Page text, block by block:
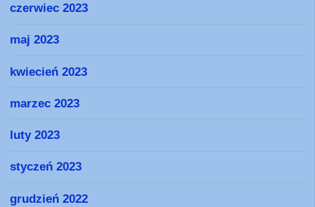
czerwiec 2023
maj 2023
kwiecień 2023
marzec 2023
luty 2023
styczeń 2023
grudzień 2022